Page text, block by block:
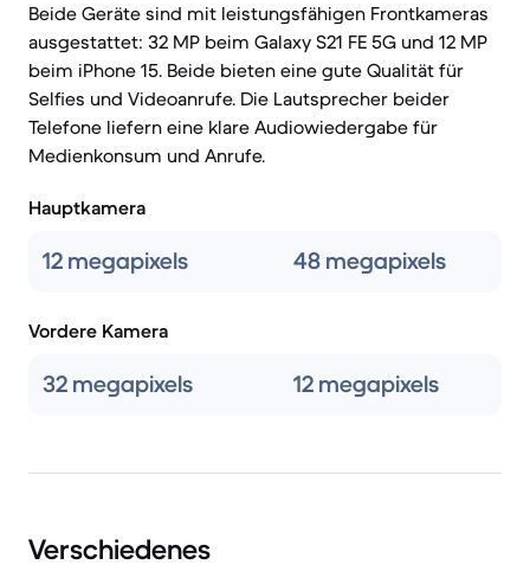
Beide Geräte sind mit leistungsfähigen Frontkameras
ausgestattet: 32 MP beim Galaxy S21 FE 5G und 12 MP
beim iPhone 15. Beide bieten eine gute Qualität für
Selfies und Videoanrufe. Die Lautsprecher beider
Telefone liefern eine klare Audiowiedergabe für
Medienkonsum und Anrufe.
Hauptkamera
12 megapixels 48 megapixels
Vordere Kamera
32 megapixels 12 megapixels
Verschiedenes